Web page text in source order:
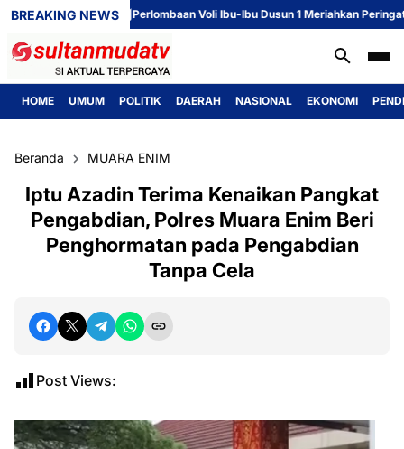
BREAKING NEWSPerlombaan Voli Ibu-Ibu Dusun 1 Meriahkan Peringatan
HOME UMUM POLITIK DAERAH NASIONAL EKONOMI
Beranda MUARA ENIM
Iptu Azadin Terima Kenaikan Pangkat
Pengabdian, Polres Muara Enim Beri
Penghormatan pada Pengabdian
Tanpa Cela
Post Views: